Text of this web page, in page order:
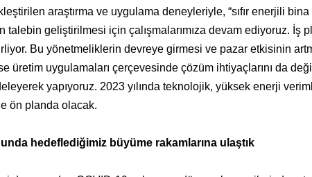
araştırma ve uygulama deneyleriyle, “sıfır enerjili
talebin geliştirilmesi için çalışmalarımıza devam ediyoruz. İş
Bu yönetmeliklerin devreye girmesi ve pazar etkisinin
üretim uygulamaları çerçevesinde çözüm ihtiyaçlarını da
yapıyoruz. 2023 yılında teknolojik, yüksek enerji
ön planda olacak.
hedeflediğimiz büyüme rakamlarına ulaştık